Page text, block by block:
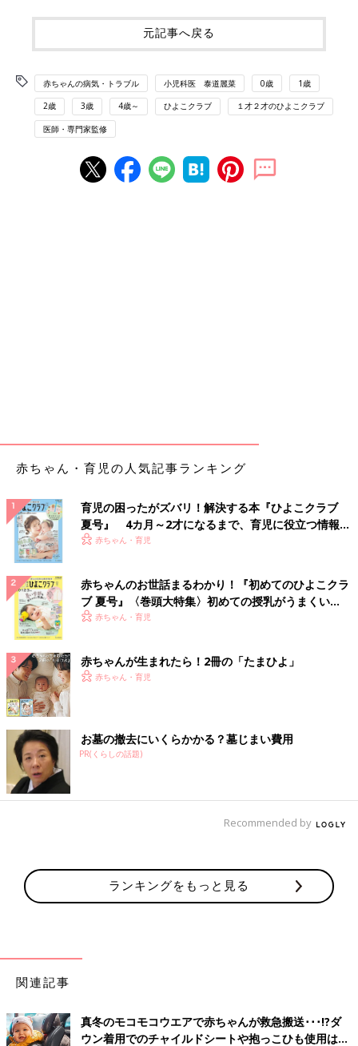
元記事へ戻る
赤ちゃんの病気・トラブル 小児科医 泰道麗菜 0歳 1歳
2歳 3歳 4歳～ ひよこクラブ １才２才のひよこクラブ
医師・専門家監修
赤ちゃん・育児の人気記事ランキング
育児の困ったがズバリ！解決する本『ひよこクラブ
夏号』 4カ月～2才になるまで、育児に役立つ情報が
いっぱい！
赤ちゃん・育児
赤ちゃんのお世話まるわかり！『初めてのひよこクラ
ブ 夏号』〈巻頭大特集〉初めての授乳がうまくい
く！ おっぱい・ミルクの基本と夏のトラブル 解決テ
赤ちゃん・育児
赤ちゃんが生まれたら！2冊の「たまひよ」
赤ちゃん・育児
お墓の撤去にいくらかかる？墓じまい費用
PR(くらしの話題)
Recommended by
ランキングをもっと見る
関連記事
真冬のモコモコウエアで赤ちゃんが救急搬送･･･!?ダ
ウン着用でのチャイルドシートや抱っこひも使用は危